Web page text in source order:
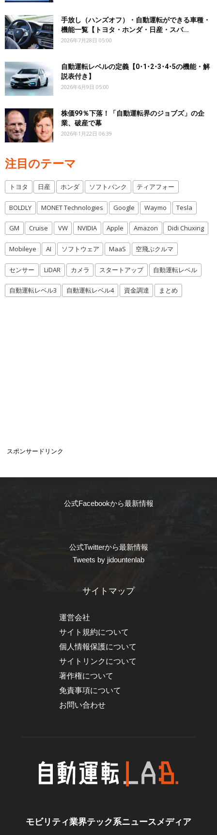
手放し（ハンズオフ）・自動運転ができる車種・
機能一覧【トヨタ・ホンダ・日産・スバ...
2026年7月28日 05:00
自動運転レベルの定義【0･1･2･3･4･5の機能・解
説表付き】
2026年6月9日 05:00
株価99％下落！「自動運転界のジョブズ」の企
業、破産で幕
2026年1月22日 06:39
注目のテーマ
トヨタ 日産 ホンダ ソフトバンク ティアフォー
BOLDLY MONET Technologies Google Waymo Tesla
GM Cruise VW NVIDIA Apple Amazon Didi Chuxing
Mobileye AI ソフトウェア MaaS 空飛ぶクルマ
センサー LiDAR カメラ スタートアップ 自動運転レベル
自動運転レベル3 自動運転レベル4 資金調達 まとめ
スポンサードリンク
公式Facebookから最新情報
公式Twitterから最新情報
Tweets by jidountenlab
サイトマップ
運営会社
サイト規約について
個人情報保護について
サイトリンクについて
著作権について
免責事項について
お問い合わせ
モビリティ業界テック系ニュースメディア